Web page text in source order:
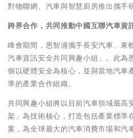
對物聯網、汽車與智慧廚房推出攜手
跨界合作，共同推動中國互聯汽車資
峰會期間，恩智浦攜手長安汽車、東
汽車資訊安全共同興趣小組」。此為
個以硬體安全為核心，並與當地汽車
準的產業合作組織。
共同興趣小組將以目前汽車領域最高
架」為技術核心，打造包括產業標準
案，為全球最大的汽車消費市場和